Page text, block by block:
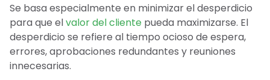
Se basa especialmente en minimizar el desperdicio
para que elvalor del cliente pueda maximizarse. El
desperdicio se refiere al tiempo ocioso de espera,
errores, aprobaciones redundantes y reuniones
innecesarias.